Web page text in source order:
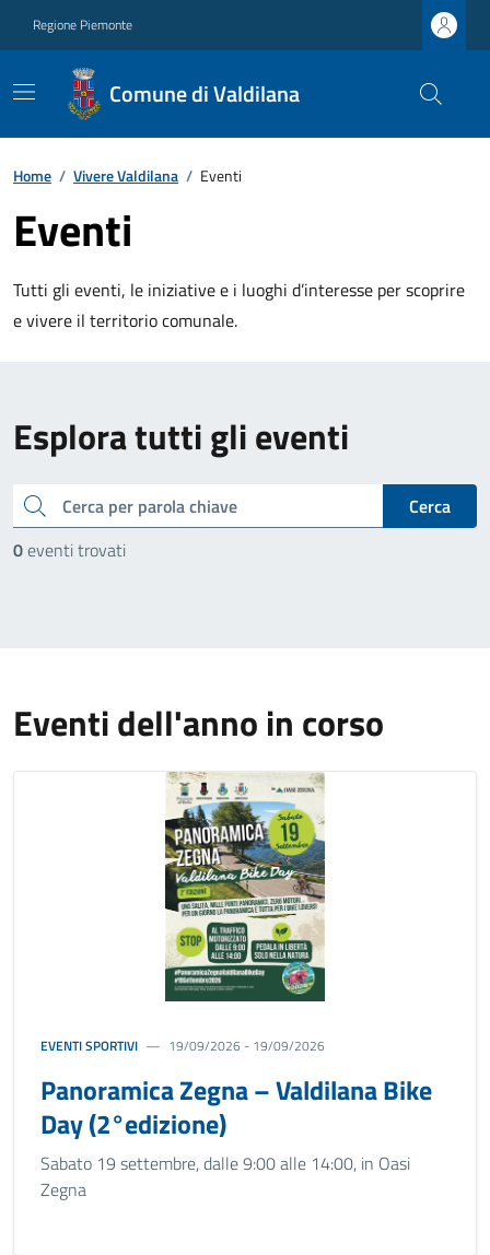
Regione Piemonte
Comune di Valdilana
Home / Vivere Valdilana / Eventi
Eventi
Tutti gli eventi, le iniziative e i luoghi d’interesse per scoprire
e vivere il territorio comunale.
Esplora tutti gli eventi
cerca
Cerca
0eventi trovati
Eventi dell'anno in corso
EVENTI SPORTIVI 19/09/2026 - 19/09/2026
Panoramica Zegna – Valdilana Bike
Day (2°edizione)
Sabato 19 settembre, dalle 9:00 alle 14:00, in Oasi
Zegna